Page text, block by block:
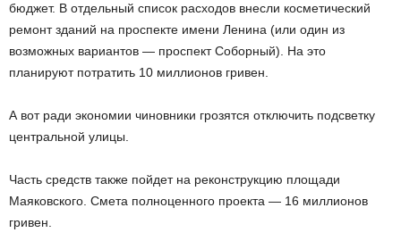
бюджет. В отдельный список расходов внесли косметический
ремонт зданий на проспекте имени Ленина (или один из
возможных вариантов — проспект Соборный). На это
планируют потратить 10 миллионов гривен.
А вот ради экономии чиновники грозятся отключить подсветку
центральной улицы.
Часть средств также пойдет на реконструкцию площади
Маяковского. Смета полноценного проекта — 16 миллионов
гривен.